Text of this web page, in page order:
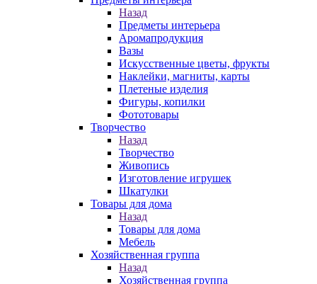
Назад
Предметы интерьера
Аромапродукция
Вазы
Искусственные цветы, фрукты
Наклейки, магниты, карты
Плетеные изделия
Фигуры, копилки
Фототовары
Творчество
Назад
Творчество
Живопись
Изготовление игрушек
Шкатулки
Товары для дома
Назад
Товары для дома
Мебель
Хозяйственная группа
Назад
Хозяйственная группа